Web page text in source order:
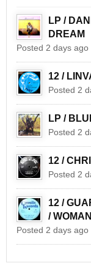
LP /
DREAM
Posted 2 days ago
12 /
Posted 2
LP /
Posted 2
12 /
Posted 2
12 /
/
Posted 2 days ago